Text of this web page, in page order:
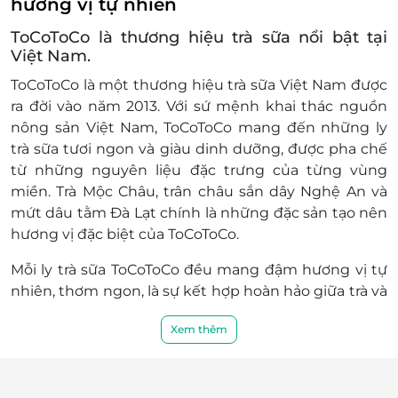
208A , Lê Trọng Tấn, P. Định Công , Quận Thanh
Xuân, Hà Nội
69 Tây Mỗ, Quận Từ Liêm, Hà Nội
35 Phú Đô, P. Phú Đô, Quận Nam Từ Liêm, Hà Nội
TT1-10 Khu nhà ở xã hội IEC Thanh Trì, thôn Cổ Điển
A, xã Tứ Hiệp, HuyệnThanh Trì, Hà Nội
ô 27 lô 5 Đền Lừ II, Phường Tương Mai, Hà Nội
123 Chùa Quỳnh, Phường Quỳnh Lôi, Quận Hai Bà
Trưng, Hà Nội
172 Bồ Đề, Phường Bồ Đề, Quận Long Biên, Hà Nội
TT5- N7 Ô 10 Bắc Linh Đàm, P. Đại Kim, Quận Hoàng
Mai, Hà Nội
406 La Thành, Ô Chợ Dừa, Quận Đống Đa, Hà Nội
326 Chợ Bún, Thuận Tốn, Đa Tốn, Quận Gia Lâm, Hà
hương vị tự nhiên
ToCoToCo là thương hiệu trà sữa nổi bật tại
Việt Nam.
ToCoToCo là một thương hiệu trà sữa Việt Nam được
ra đời vào năm 2013. Với sứ mệnh khai thác nguồn
nông sản Việt Nam, ToCoToCo mang đến những ly
trà sữa tươi ngon và giàu dinh dưỡng, được pha chế
từ những nguyên liệu đặc trưng của từng vùng
miền. Trà Mộc Châu, trân châu sắn dây Nghệ An và
mứt dâu tằm Đà Lạt chính là những đặc sản tạo nên
hương vị đặc biệt của ToCoToCo.
Mỗi ly trà sữa ToCoToCo đều mang đậm hương vị tự
nhiên, thơm ngon, là sự kết hợp hoàn hảo giữa trà và
các topping phong phú, được chế biến từ nguyên
liệu sạch và tươi mới. Điều này không chỉ giúp bạn
Xem thêm